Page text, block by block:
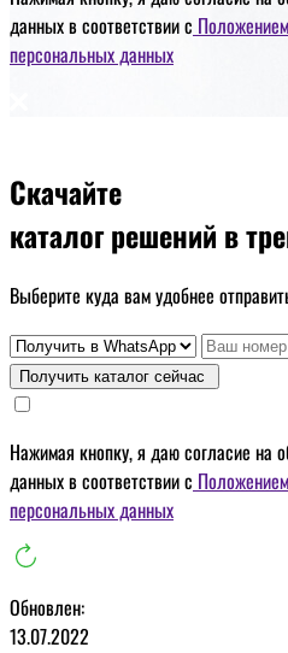
данныхв соответствии с
персональных данных
Скачайте
каталог решений в
Выберите куда вам удобнее
Получить каталог сейчас
Нажимая кнопку, я даюсогласие на
данныхв соответствии с
персональных данных
Обновлен:
13.07.2022